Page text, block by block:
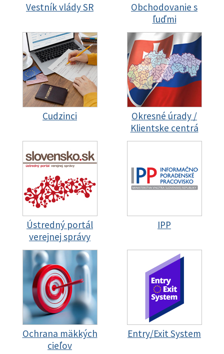
Vestník vlády SR
Obchodovanie s
ľuďmi
Cudzinci
Okresné úrady /
Klientske centrá
Ústredný portál
verejnej správy
IPP
Ochrana mäkkých
cieľov
Entry/Exit System